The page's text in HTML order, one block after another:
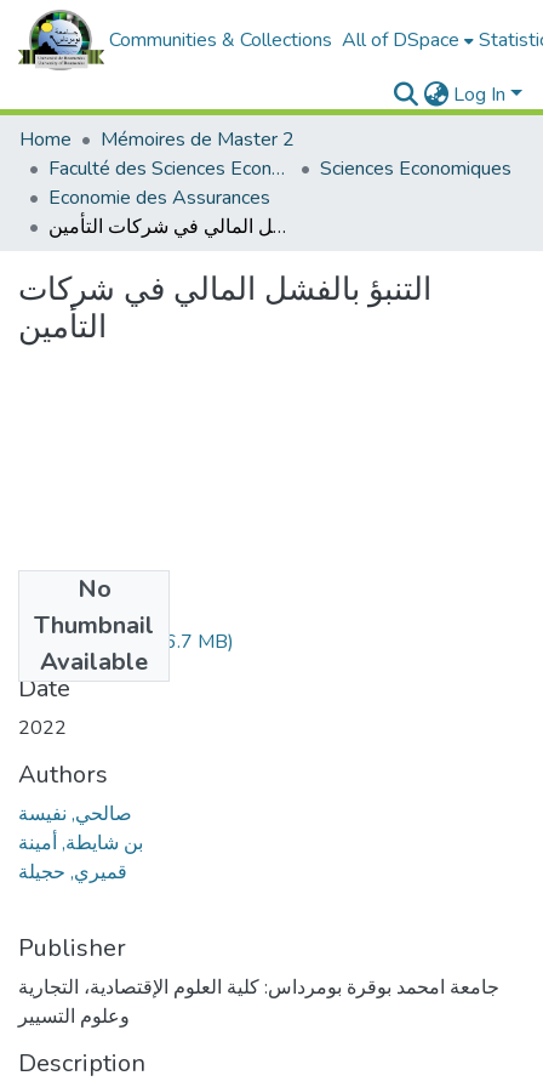
Communities & Collections All of DSpace
Log In
Home
Mémoires de Master 2
Faculté des Sciences Economiques, Commerciales et des Sciences de Gestion
Sciences Economiques
Economie des Assurances
التنبؤ بالفشل المالي في شركات التأمين
التنبؤ بالفشل المالي في شركات
التأمين
No
Thumbnail
Available
Salhi nafissa.pdf (6.7 MB)
Date
2022
Authors
صالحي, نفيسة
بن شايطة, أمينة
قميري, حجيلة
Publisher
جامعة امحمد بوقرة بومرداس: كلية العلوم الإقتصادية، التجارية
وعلوم التسيير
Description